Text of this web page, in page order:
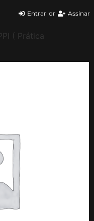
Entrar or Assinar
( Prática